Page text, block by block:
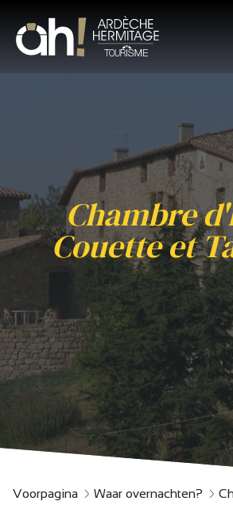
Chambre
Couette et
Voorpagina Waar overnachten?